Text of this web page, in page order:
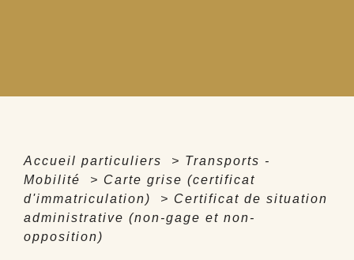
Accueil particuliers > Transports -
Mobilité
> Carte grise (certificat
d'immatriculation)
> Certificat de situation
administrative (non-gage et non-
opposition)